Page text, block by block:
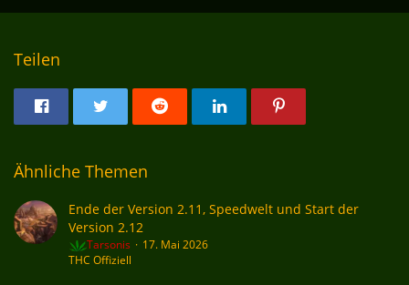
Teilen
Ähnliche Themen
Ende der Version 2.11, Speedwelt und Start der
Version 2.12
Tarsonis
17. Mai 2026
THC Offiziell